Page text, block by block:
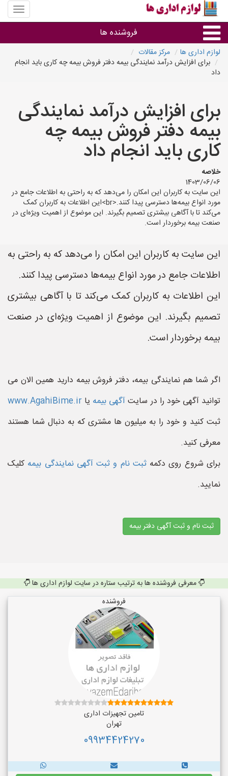
منوی
سایت
اداری
فروشنده ها
گروه ها
لوازم اداری ها
مرکز مقالات
برای افزایش درآمد نمایندگی بیمه دفتر فروش بیمه چه کاری باید انجام
داد
برای افزایش درآمد نمایندگی
بیمه دفتر فروش بیمه چه
کاری باید انجام داد
خلاصه
1403/06/06
این سایت به کاربران این امکان را می‌دهد که به راحتی به اطلاعات جامع در
مورد انواع بیمه‌ها دسترسی پیدا کنند.<br>این اطلاعات به کاربران کمک
می‌کند تا با آگاهی بیشتری تصمیم بگیرند. این موضوع از اهمیت ویژه‌ای در
صنعت بیمه برخوردار است.
این سایت به کاربران این امکان را می‌دهد که به راحتی به
اطلاعات جامع در مورد انواع بیمه‌ها دسترسی پیدا کنند.
این اطلاعات به کاربران کمک می‌کند تا با آگاهی بیشتری
تصمیم بگیرند. این موضوع از اهمیت ویژه‌ای در صنعت
بیمه برخوردار است.
اگر شما هم نمایندگی بیمه، دفتر فروش بیمه دارید همین الان می
توانید آگهی خود را در سایتآگهی بیمه یا www.AgahiBime.ir
ثبت کنید و خود را به میلیون ها مشتری که به دنبال شما هستند
معرفی کنید.
برای شروع روی دکمهثبت نام و ثبت آگهی نمایندگی بیمه کلیک
نمایید.
ثبت نام و ثبت آگهی دفتر بیمه
معرفی فروشنده ها به ترتیب ستاره در سایت لوازم اداری ها
فروشنده
تامین تجهیزات اداری
تهران
09934424270